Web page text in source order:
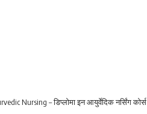
Nursing – डिप्लोमा इन आयुर्वेदिक नर्सिंग कोर्स